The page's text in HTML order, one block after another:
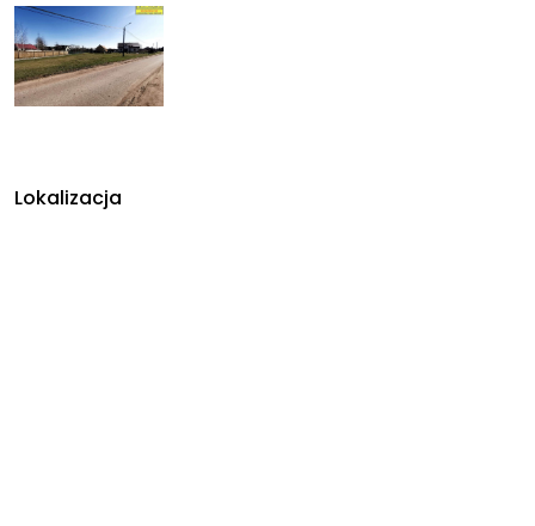
Lokalizacja